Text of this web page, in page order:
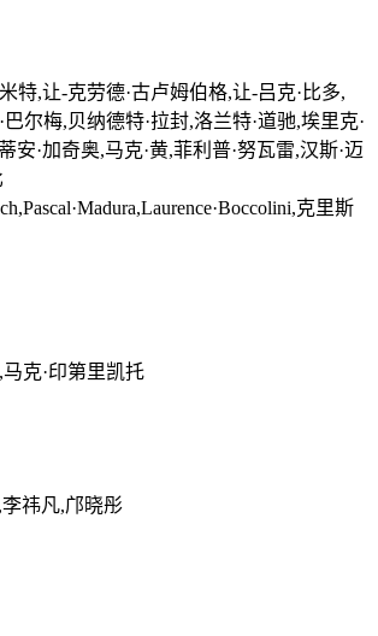
特,让-克劳德·古卢姆伯格,让-吕克·比多,
尔梅,贝纳德特·拉封,洛兰特·道驰,埃里克·
安·加奇奥,马克·黄,菲利普·努瓦雷,汉斯·迈
克里斯
克·印第里凯托
祎凡,邝晓彤